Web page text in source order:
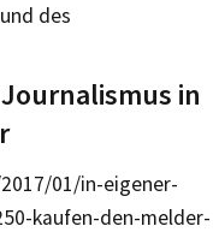
des
in
01/in-eigener-
kaufen-den-melder-